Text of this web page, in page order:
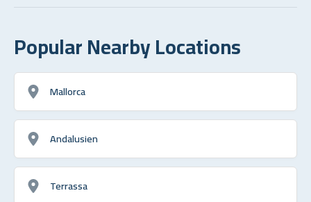
Popular Nearby Locations
Mallorca
Andalusien
Terrassa